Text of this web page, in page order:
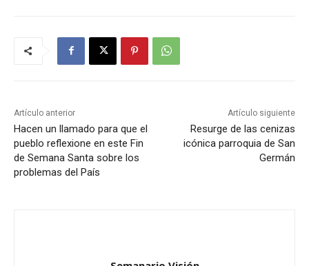
Artículo anterior
Hacen un llamado para que el
pueblo reflexione en este Fin
de Semana Santa sobre los
problemas del País
Artículo siguiente
Resurge de las cenizas
icónica parroquia de San
Germán